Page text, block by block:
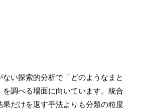
い探索的分析で「どのようなまと
を調べる場面に向いています。統合
果だけを返す手法よりも分類の粒度